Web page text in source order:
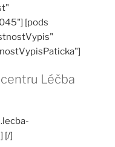
[pods
Léčba
[/]